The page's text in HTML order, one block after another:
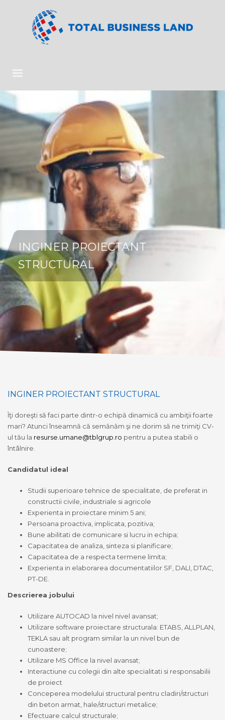
INGINER PROIECTANT
STRUCTURAL
INGINER PROIECTANT STRUCTURAL
Îţi doreşti să faci parte dintr-o echipă dinamică cu ambiţii foarte
mari? Atunci înseamnă că semănăm şi ne dorim să ne trimiţi CV-
ul tău la resurse.umane@tblgrup.ro pentru a putea stabili o
întâlnire.
Candidatul ideal
Studii superioare tehnice de specialitate, de preferat in
constructii civile, industriale si agricole
Experienta in proiectare minim 5 ani;
Persoana proactiva, implicata, pozitiva;
Bune abilitati de comunicare si lucru in echipa;
Capacitatea de analiza, sinteza si planificare;
Capacitatea de a respecta termene limita;
Experienta in elaborarea documentatiilor SF, DALI, DTAC,
PT-DE.
Descrierea jobului
Utilizare AUTOCAD la nivel nivel avansat;
Utilizare software proiectare structurala: ETABS, ALLPLAN,
TEKLA sau alt program similar la un nivel bun de
cunoastere;
Utilizare MS Office la nivel avansat;
Interactiune cu colegii din alte specialitati si responsabilii
de proiect
Conceperea modelului structural pentru cladiri/structuri
din beton armat, hale/structuri metalice;
Efectuare calcul structurale;